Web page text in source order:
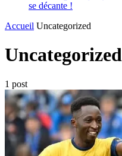
se décante !
Accueil Uncategorized
Uncategorized
1 post